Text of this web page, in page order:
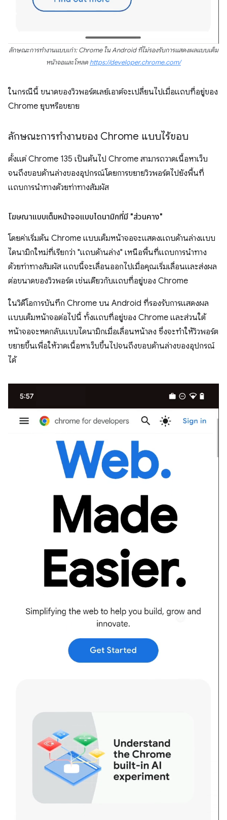
ลักษณะการทำงานแบบเก่า: Chrome ใน Android ที่ไม่รองรับการแสดงผลแบบเต็ม
หน้าจอและโหลด https://developer.chrome.com/
ในกรณีนี้ ขนาดของวิวพอร์ตเลย์เอาต์จะเปลี่ยนไปเมื่อแถบที่อยู่ของ
Chrome ยุบหรือขยาย
ลักษณะการทํางานของ Chrome แบบไร้ขอบ
ตั้งแต่ Chrome 135 เป็นต้นไป Chrome สามารถวาดเนื้อหาเว็บ
จนถึงขอบด้านล่างของอุปกรณ์โดยการขยายวิวพอร์ตไปยังพื้นที่
แถบการนำทางด้วยท่าทางสัมผัส
โฆษณาแบบเต็มหน้าจอแบบไดนามิกที่มี "ส่วนคาง"
โดยค่าเริ่มต้น Chrome แบบเต็มหน้าจอจะแสดงแถบด้านล่างแบบ
ไดนามิกใหม่ที่เรียกว่า "แถบด้านล่าง" เหนือพื้นที่แถบการนำทาง
ด้วยท่าทางสัมผัส แถบนี้จะเลื่อนออกไปเมื่อคุณเริ่มเลื่อนและส่งผล
ต่อขนาดของวิวพอร์ต เช่นเดียวกับแถบที่อยู่ของ Chrome
ในวิดีโอการบันทึก Chrome บน Android ที่รองรับการแสดงผล
แบบเต็มหน้าจอต่อไปนี้ ทั้งแถบที่อยู่ของ Chrome และส่วนใต้
หน้าจอจะหดกลับแบบไดนามิกเมื่อเลื่อนหน้าลง ซึ่งจะทำให้วิวพอร์ต
ขยายขึ้นเพื่อให้วาดเนื้อหาเว็บขึ้นไปจนถึงขอบด้านล่างของอุปกรณ์
ได้